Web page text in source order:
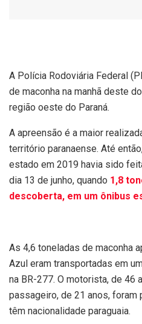
A Polícia Rodoviária Federal
de maconha na manhã deste
região oeste do Paraná.
A apreensão é a maior
território paranaense. Até
estado em 2019 havia sido
dia 13 de junho, quando 1,8
descoberta, em um ônibus
As 4,6 toneladas de maconha
Azul eram transportadas em
na BR-277. O motorista, de 46
passageiro, de 21 anos,
têm nacionalidade paraguaia.